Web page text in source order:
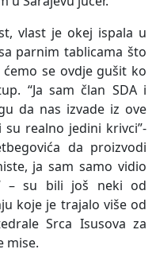
vlast je okej ispala u
parnim tablicama što
se ovdje gušit ko
“Ja sam član SDA i
da nas izvade iz ove
realno jedini krivci”-
da proizvodi
ja sam samo vidio
– su bili još neki od
koje je trajalo više od
Srca Isusova za
mise.